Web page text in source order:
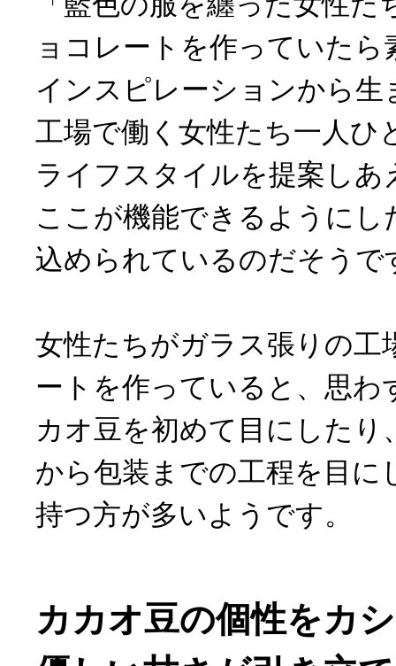
ョコレートを作っていた
インスピレーションから
工場で働く女性たち一人ひ
ライフスタイルを提案しあ
ここが機能できるように
込められているのだそうで
女性たちがガラス張りの工
ートを作っていると、思わ
カオ豆を初めて目にしたり
から包装までの工程を目に
持つ方が多いようです。
カカオ豆の個性をカ